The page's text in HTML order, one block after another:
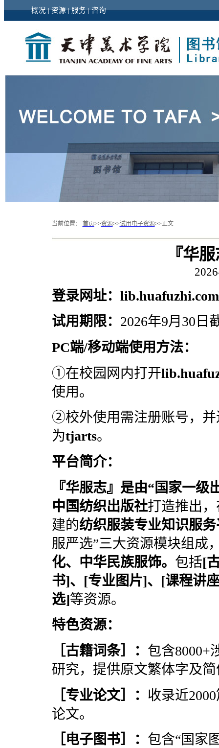
概况|资源|服务|咨询
当前位置： 首页>>资源>>试用电子资源>>正文
『华
登录网址： lib.huafuzhi.com
试用期限： 2026年9月30日
PC端/移动端使用方法：
①在校园网内打开
使用。
②校外使用需注册账号，
为tjarts。
平台简介：
『华服志』是由“国家一级
中国纺织出版社打造推出
建的纺织服装专业知识服
服严选”三大资源模块组成
化、 中华民族服饰。 包括[
书]、[专业图片]、[课程讲
选]等资源。
特色资源：
［古籍词条］
： 包含8000+
研究，提供原文繁体字及
［专业论文］
： 收录近
论文。
［电子图书］ ： 包含“国家